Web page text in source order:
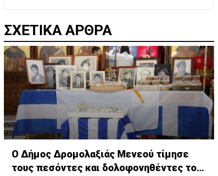
ΣΧΕΤΙΚΑ ΑΡΘΡΑ
Ο Δήμος Δρομολαξιάς Μενεού τίμησε
τους πεσόντες και δολοφονηθέντες του